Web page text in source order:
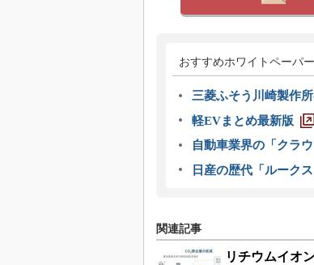
おすすめホワイトペーパー
三菱ふそう川崎製作
軽EVまとめ最新版
自動車業界の「クラ
日産の歴代「ルーク
関連記事
リチウムイオ